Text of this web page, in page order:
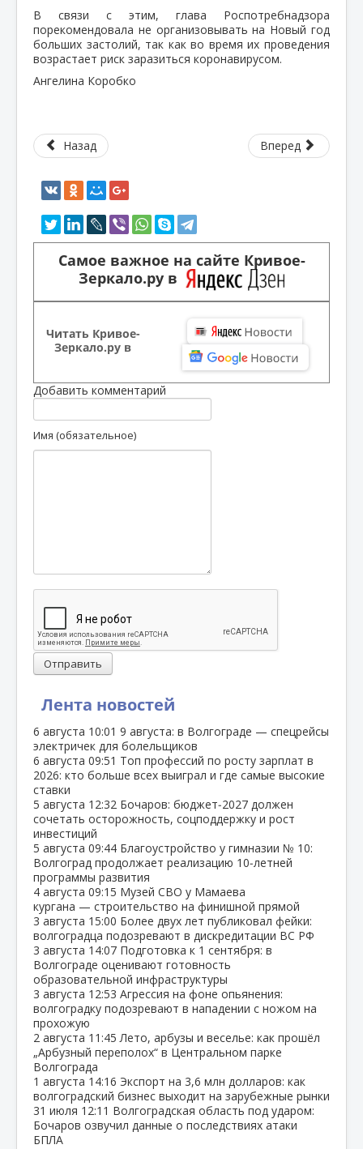
Лента новостей
6 августа 10:01 9 августа: в Волгограде — спецрейсы
электричек для болельщиков
6 августа 09:51 Топ профессий по росту зарплат в
2026: кто больше всех выиграл и где самые высокие
ставки
5 августа 12:32 Бочаров: бюджет‑2027 должен
сочетать осторожность, соцподдержку и рост
инвестиций
5 августа 09:44 Благоустройство у гимназии № 10:
Волгоград продолжает реализацию 10‑летней
программы развития
4 августа 09:15 Музей СВО у Мамаева
кургана — строительство на финишной прямой
3 августа 15:00 Более двух лет публиковал фейки:
волгоградца подозревают в дискредитации ВС РФ
3 августа 14:07 Подготовка к 1 сентября: в
Волгограде оценивают готовность
образовательной инфраструктуры
3 августа 12:53 Агрессия на фоне опьянения:
волгоградку подозревают в нападении с ножом на
прохожую
2 августа 11:45 Лето, арбузы и веселье: как прошёл
„Арбузный переполох“ в Центральном парке
Волгограда
1 августа 14:16 Экспорт на 3,6 млн долларов: как
волгоградский бизнес выходит на зарубежные рынки
31 июля 12:11 Волгоградская область под ударом:
Бочаров озвучил данные о последствиях атаки
БПЛА
В связи с этим, глава Роспотребнадзора
порекомендовала не организовывать на Новый год
больших застолий, так как во время их проведения
возрастает риск заразиться коронавирусом.
Ангелина Коробко
Назад Вперед
Самое важное на сайте Кривое-
Зеркало.ру в
Читать Кривое-
Зеркало.ру в
Добавить комментарий
Имя (обязательное)
Отправить